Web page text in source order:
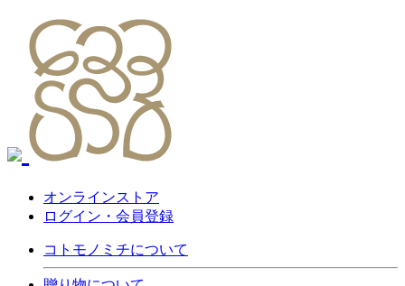
オンラインストア
ログイン・会員登録
コトモノミチについて